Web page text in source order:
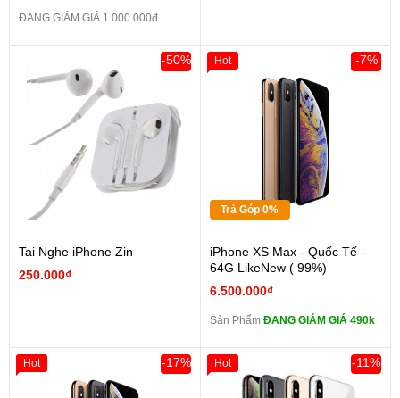
ĐANG GIẢM GIÁ 1.000.000đ
Tai Nghe iPhone Zin
250.000₫
-50%
Trả Góp 0%
iPhone XS Max - Quốc Tế -
64G LikeNew ( 99%)
6.500.000₫
-7%
Sản Phẩm ĐANG GIẢM GIÁ 490k
Hot
-17%
Hot -11%
Hot